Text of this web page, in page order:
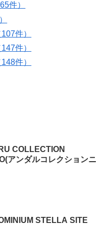
件）
件）
件）
件）
COLLECTION
アンダルコレクションニ
STELLA SITE